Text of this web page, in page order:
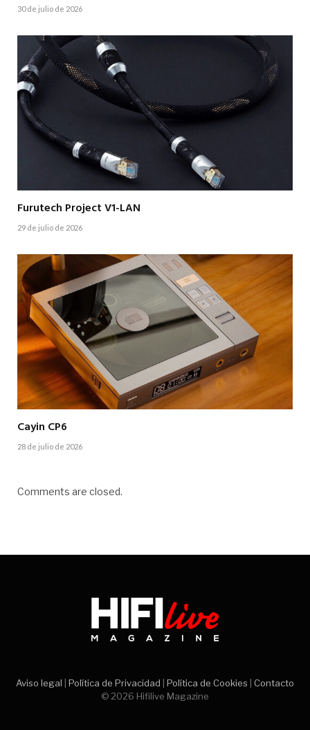
30 de julio de 2026
Furutech Project V1-LAN
29 de julio de 2026
Cayin CP6
28 de julio de 2026
Comments are closed.
Aviso legal Política de Privacidad Política de Cookies
Contacto
© 2026 Hifilive Magazine